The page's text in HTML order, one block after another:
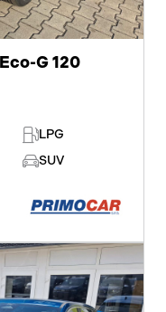
G 120
LPG
SUV